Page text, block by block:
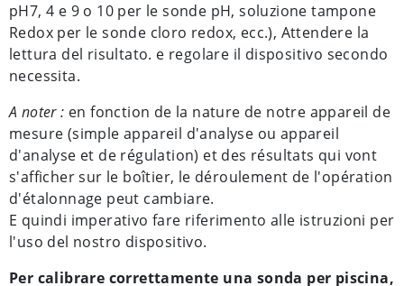
pH7, 4 e 9 o 10 per le sonde pH, soluzione tampone
Redox per le sonde cloro redox, ecc.), Attendere la
lettura del risultato. e regolare il dispositivo secondo
necessita.
A noter : en fonction de la nature de notre appareil de
mesure (simple appareil d'analyse ou appareil
d'analyse et de régulation) et des résultats qui vont
s'afficher sur le boîtier, le déroulement de l'opération
d'étalonnage peut cambiare.
E quindi imperativo fare riferimento alle istruzioni per
l'uso del nostro dispositivo.
Per calibrare correttamente una sonda per piscina,